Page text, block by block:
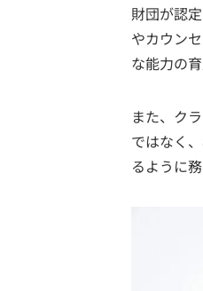
財団が認
やカウン
な能力の
また、ク
ではなく
るように